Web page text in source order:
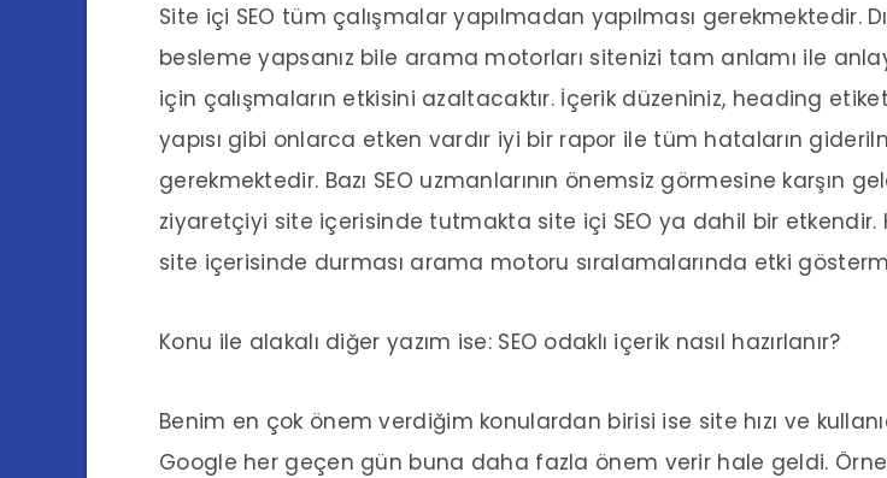
Site içi SEO tüm çalışmalar yapılmadan yapılması gerekmektedir.
besleme yapsanız bile arama motorları sitenizi tam anlamı ile
için çalışmaların etkisini azaltacaktır. İçerik düzeniniz, heading
yapısı gibi onlarca etken vardır iyi bir rapor ile tüm hataların
gerekmektedir. Bazı SEO uzmanlarının önemsiz görmesine karşın
ziyaretçiyi site içerisinde tutmakta site içi SEO ya dahil bir etkendir.
site içerisinde durması arama motoru sıralamalarında etki
Konu ile alakalı diğer yazım ise: SEO odaklı içerik nasıl hazırlanır?
Benim en çok önem verdiğim konulardan birisi ise site hızı ve
Google her geçen gün buna daha fazla önem verir hale geldi.